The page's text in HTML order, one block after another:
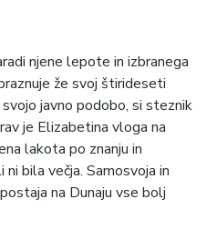
njene lepote in izbranega
že svoj štirideseti
javno podobo, si steznik
je Elizabetina vloga na
lakota po znanju in
bila večja. Samosvoja in
na Dunaju vse bolj